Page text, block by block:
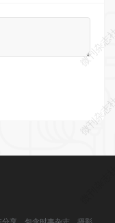
微刊杂
微刊杂